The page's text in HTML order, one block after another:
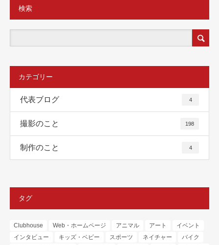
検索
カテゴリー
代表ブログ 4
撮影のこと 198
制作のこと 4
タグ
Clubhouse Web・ホームページ アニマル アート
イベント
インタビュー
キッズ・ベビー スポーツ ネイチャー
バイク